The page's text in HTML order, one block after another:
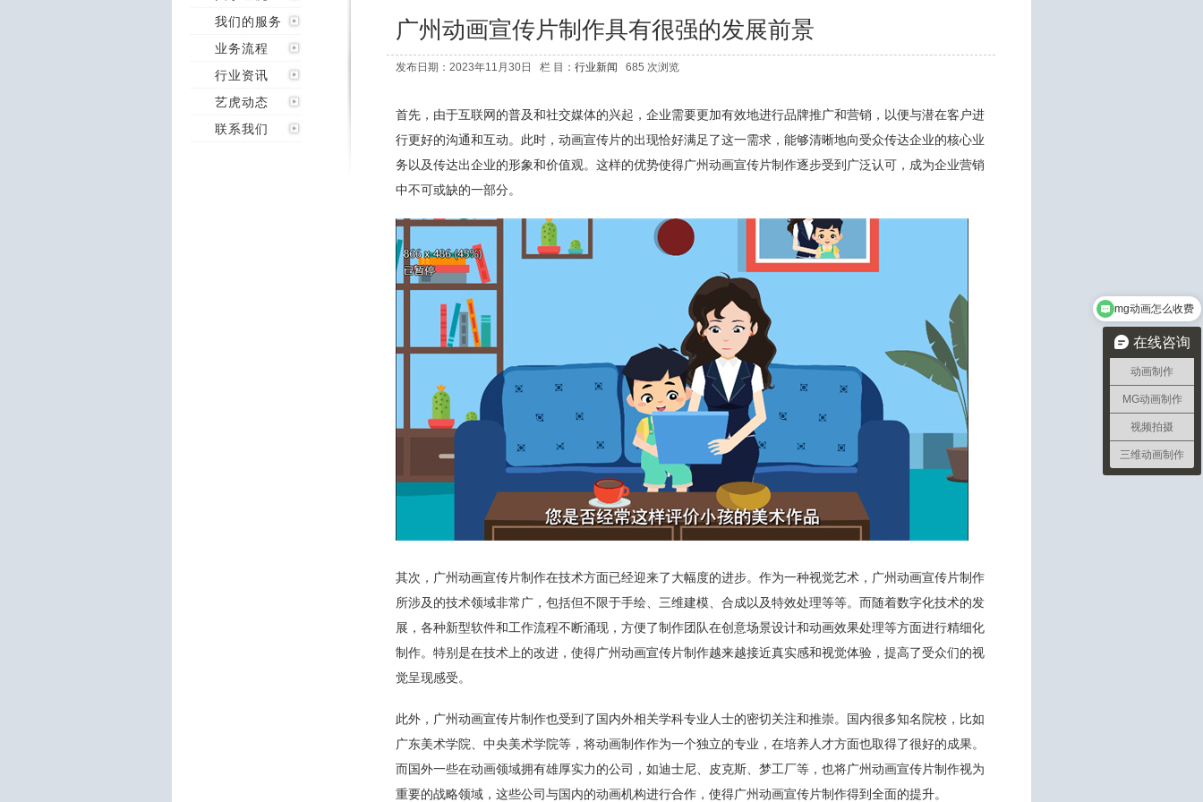
我们的服务
业务流程
行业资讯
艺虎动态
联系我们
广州动画宣传片制作具有很强的发展前景
发布日期：2023年11月30日 栏 目： 行业新闻 685 次浏览
首先，由于互联网的普及和社交媒体的兴起，企业需要更加有效地进行品牌推广和营销，以便与潜在客户进
行更好的沟通和互动。此时，动画宣传片的出现恰好满足了这一需求，能够清晰地向受众传达企业的核心业
务以及传达出企业的形象和价值观。这样的优势使得广州动画宣传片制作逐步受到广泛认可，成为企业营销
中不可或缺的一部分。
其次，广州动画宣传片制作在技术方面已经迎来了大幅度的进步。作为一种视觉艺术，广州动画宣传片制作
所涉及的技术领域非常广，包括但不限于手绘、三维建模、合成以及特效处理等等。而随着数字化技术的发
展，各种新型软件和工作流程不断涌现，方便了制作团队在创意场景设计和动画效果处理等方面进行精细化
制作。特别是在技术上的改进，使得广州动画宣传片制作越来越接近真实感和视觉体验，提高了受众们的视
觉呈现感受。
此外，广州动画宣传片制作也受到了国内外相关学科专业人士的密切关注和推崇。国内很多知名院校，比如
广东美术学院、中央美术学院等，将动画制作作为一个独立的专业，在培养人才方面也取得了很好的成果。
而国外一些在动画领域拥有雄厚实力的公司，如迪士尼、皮克斯、梦工厂等，也将广州动画宣传片制作视为
重要的战略领域，这些公司与国内的动画机构进行合作，使得广州动画宣传片制作得到全面的提升。
在线咨询
动画制作
MG动画制作
视频拍摄
三维动画制作
mg动画怎么收费